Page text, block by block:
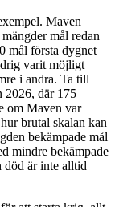
Maven
mål redan
mål första dygnet
varit möjligt
i andra. Ta till
2026, där 175
om Maven var
brutal skalan kan
bekämpade mål
mindre bekämpade
död är inte alltid